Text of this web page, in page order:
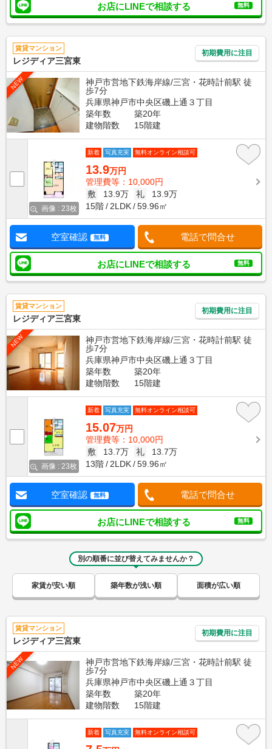
お店にLINEで相談する 無料
賃貸マンション
レジディア三宮東
初期費用に注目
NEW
神戸市営地下鉄海岸線/三宮・花時計前駅 徒
歩7分
兵庫県神戸市中央区磯上通３丁目
築年数
築20年
建物階数
15階建
画像 : 23枚
新着 写真充実 無料オンライン相談可
13.9万円
管理費等：10,000円
敷
13.9万 礼
13.9万
15階
2LDK 59.96㎡
空室確認 無料 電話で問合せ
お店にLINEで相談する 無料
賃貸マンション
レジディア三宮東
初期費用に注目
NEW
神戸市営地下鉄海岸線/三宮・花時計前駅 徒
歩7分
兵庫県神戸市中央区磯上通３丁目
築年数
築20年
建物階数
15階建
画像 : 23枚
新着 写真充実 無料オンライン相談可
15.07万円
管理費等：10,000円
敷
13.7万 礼
13.7万
13階
2LDK 59.96㎡
空室確認 無料 電話で問合せ
お店にLINEで相談する 無料
別の順番に並び替えてみませんか？
家賃が安い順 築年数が浅い順 面積が広い順
賃貸マンション
レジディア三宮東
初期費用に注目
NEW
神戸市営地下鉄海岸線/三宮・花時計前駅 徒
歩7分
兵庫県神戸市中央区磯上通３丁目
築年数
築20年
建物階数
15階建
新着 写真充実 無料オンライン相談可